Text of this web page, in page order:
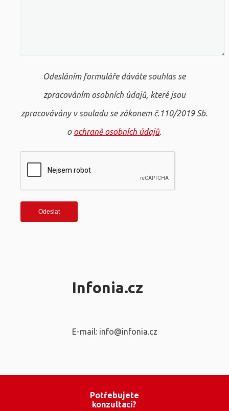
Odesláním formuláře dáváte souhlas se
zpracováním osobních údajů, které jsou
zpracovávány v souladu se zákonem č.110/2019 Sb.
o ochraně osobních údajů.
Infonia.cz
E-mail: info@infonia.cz
Potřebujete
konzultaci?